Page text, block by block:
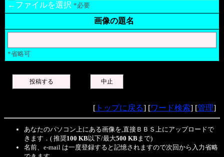
←ファイルを選択 *必要
画像の題名
*省略可
[ トップに戻る] [ワード検索] [管理]
あなたのパソコン上にある画像を,直接ＢＢＳ上にアップロードで
きます．( 推奨100 KB以下/最大500 KBまで)
名前、e-mail は一度登録すると記憶されますので次回から入力省略